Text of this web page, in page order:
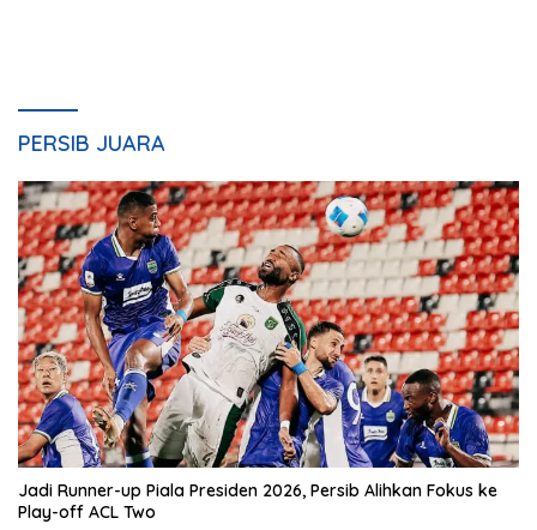
PERSIB JUARA
Jadi Runner-up Piala Presiden 2026, Persib Alihkan Fokus ke
Play-off ACL Two